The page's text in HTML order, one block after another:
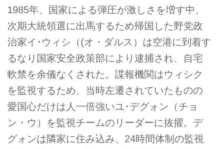
1985年、国家による弾圧が激しさを増す中、
次期大統領選に出馬するため帰国した野党政
治家イ･ウィシ（(オ・ダルス）は空港に到着す
るなり国家安全政策部により逮捕され、自宅
軟禁を余儀なくされた。諜報機関はウィシク
を監視するため、当時左遷されていたものの
愛国心だけは人一倍強いユ･デグォン（チョ
ン・ウ）を監視チームのリーダーに抜擢。デ
グォンは隣家に住み込み、24時間体制の監視